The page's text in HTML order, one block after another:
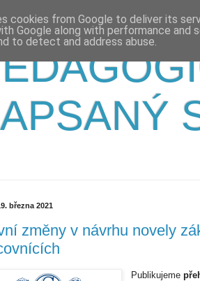
března 2021
změny v návrhu novely
Publikujeme
cookies from Google to deliver its
Google along with performance
to detect and address abuse.